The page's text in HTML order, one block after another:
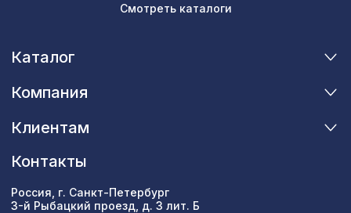
Смотреть каталоги
Каталог
Компания
Клиентам
Контакты
Россия, г. Санкт-Петербург
3-й Рыбацкий проезд, д. 3 лит. Б